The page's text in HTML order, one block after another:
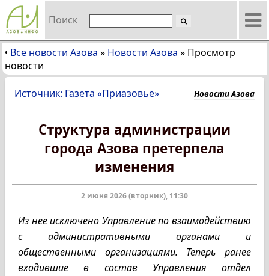
Поиск
• Все новости Азова » Новости Азова » Просмотр
новости
Источник: Газета «Приазовье» Новости Азова
Структура администрации
города Азова претерпела
изменения
2 июня 2026 (вторник), 11:30
Из нее исключено Управление по взаимодействию
с административными органами и
общественными организациями. Теперь ранее
входившие в состав Управления отдел